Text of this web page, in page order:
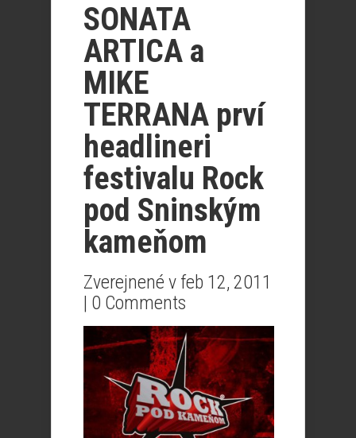
SONATA
ARTICA a
MIKE
TERRANA prví
headlineri
festivalu Rock
pod Sninským
kameňom
Zverejnené v feb 12, 2011
| 0 Comments